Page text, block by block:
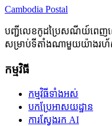
Cambodia Postal
បញ្ជីលេខកូដប្រៃសណីយ៍ពេញល
សម្រាប់ទីតាំងណាមួយយ៉ាងរ
កម្មវិធី
កម្មវិធីទាំងអស់
បកប្រែអាសយដ្ឋាន
ការស្វែងរក AI